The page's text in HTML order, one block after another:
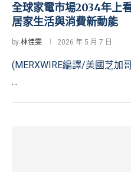
全球家電市場2034年上
居家生活與消費新動能
by 林佳雯 2026 年 5 月 7 日
(MERXWIRE編譯/美國芝加
…